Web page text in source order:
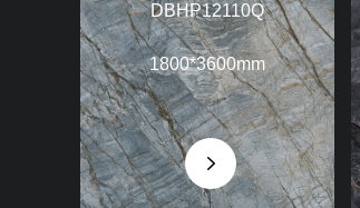
DBHP12110Q
1800*3600mm